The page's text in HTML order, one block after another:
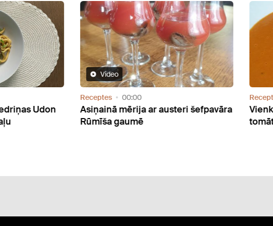
šefpavāra
Receptes 20:34
Vienkārša recepte – konservētu
tomātu krēmzupa ar garnelēm